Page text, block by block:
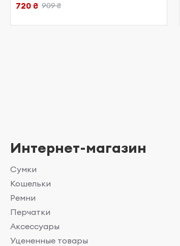
720 ₴ 909 ₴
Интернет-магазин
Сумки
Кошельки
Ремни
Перчатки
Аксессуары
Уцененные товары